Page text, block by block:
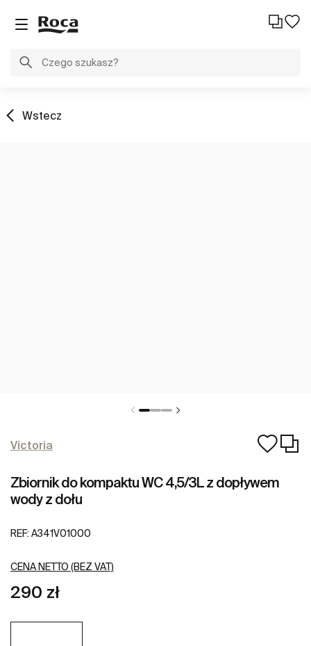
Wstecz
Victoria
Zbiornik do kompaktu WC 4,5/3L z dopływem
wody z dołu
REF: A341V01000
CENA NETTO (BEZ VAT)
290 zł